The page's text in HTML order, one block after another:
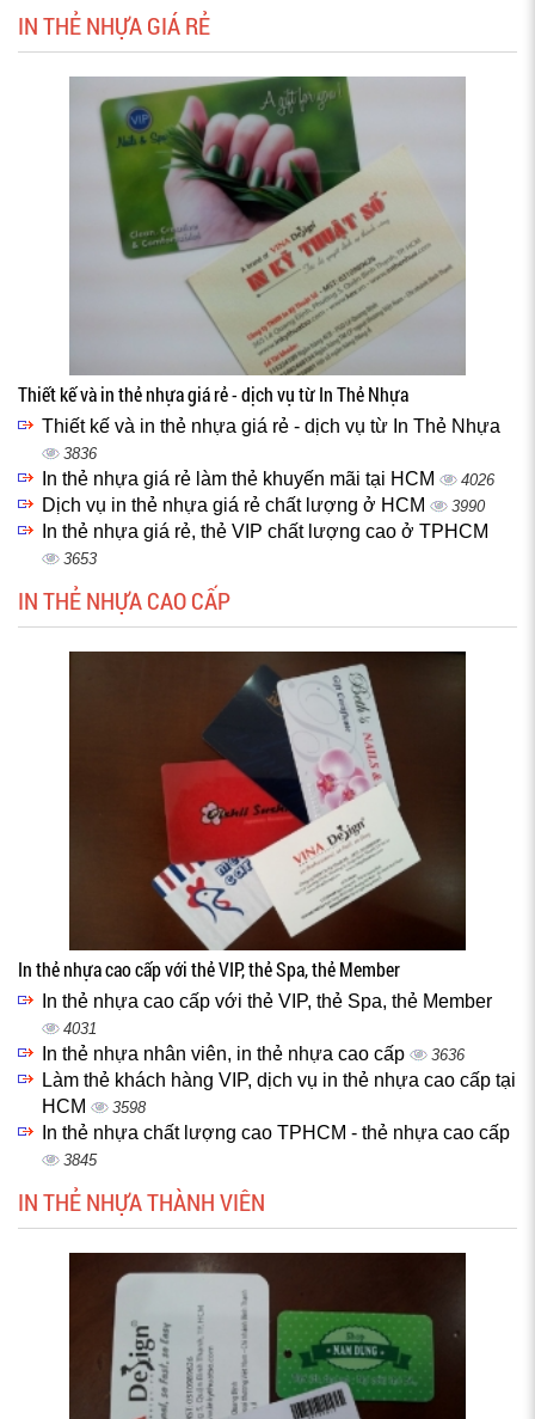
IN THẺ NHỰA GIÁ RẺ
Thiết kế và in thẻ nhựa giá rẻ - dịch vụ từ In Thẻ Nhựa
Thiết kế và in thẻ nhựa giá rẻ - dịch vụ từ In Thẻ Nhựa
3836
In thẻ nhựa giá rẻ làm thẻ khuyến mãi tại HCM 4026
Dịch vụ in thẻ nhựa giá rẻ chất lượng ở HCM 3990
In thẻ nhựa giá rẻ, thẻ VIP chất lượng cao ở TPHCM
3653
IN THẺ NHỰA CAO CẤP
In thẻ nhựa cao cấp với thẻ VIP, thẻ Spa, thẻ Member
In thẻ nhựa cao cấp với thẻ VIP, thẻ Spa, thẻ Member
4031
In thẻ nhựa nhân viên, in thẻ nhựa cao cấp 3636
Làm thẻ khách hàng VIP, dịch vụ in thẻ nhựa cao cấp tại
HCM
3598
In thẻ nhựa chất lượng cao TPHCM - thẻ nhựa cao cấp
3845
IN THẺ NHỰA THÀNH VIÊN